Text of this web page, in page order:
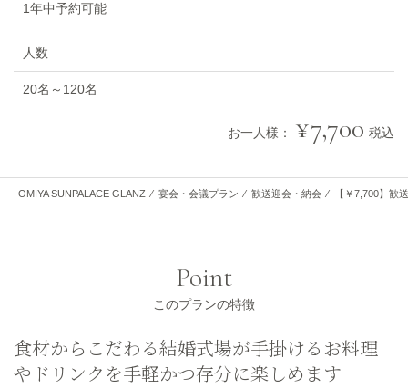
1年中予約可能
人数
20名～120名
お一人様： 7,700 税込
OMIYA SUNPALACE GLANZ ⁄ 宴会・会議プラン ⁄ 歓送迎会・納会 ⁄ 【￥7,700】歓
Point
このプランの特徴
食材からこだわる結婚式場が手掛けるお料理
やドリンクを手軽かつ存分に楽しめます